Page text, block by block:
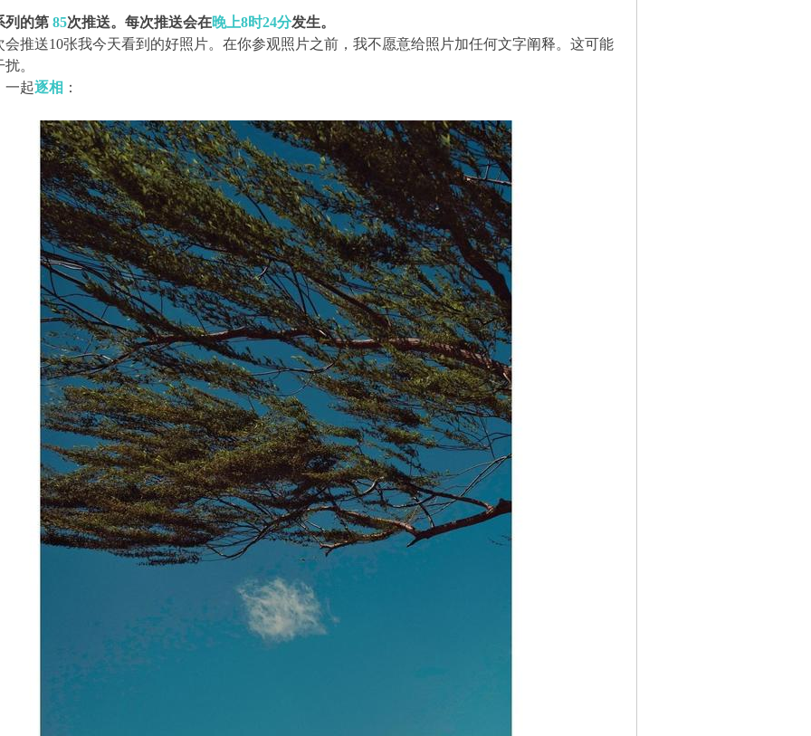
列的第 85次推送。每次推送会在晚上8时24分发生。
会推送10张我今天看到的好照片。在你参观照片之前，我不愿意给照片加任何文字阐释。这可能
。
一起逐相 ：